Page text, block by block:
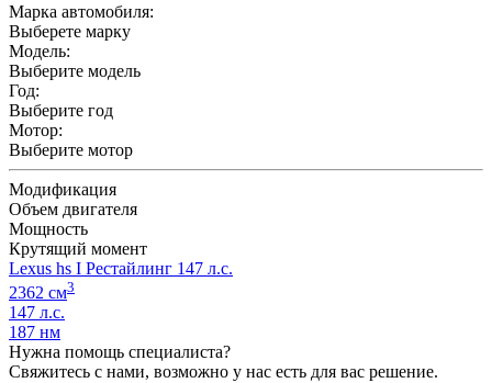
Марка автомобиля:
Выберете марку
Модель:
Выберите модель
Год:
Выберите год
Мотор:
Выберите мотор
Модификация
Объем двигателя
Мощность
Крутящий момент
Lexus hs I Рестайлинг 147 л.с.
2362 см3
147 л.с.
187 нм
Нужна помощь специалиста?
Свяжитесь с нами, возможно у нас есть для вас решение.